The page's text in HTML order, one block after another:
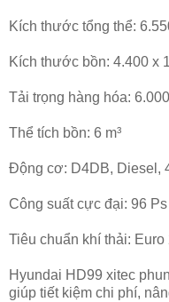
Kích thước tổng thể:
Kích thước bồn: 4.400 x
Tải trọng hàng hóa:
Thể tích bồn: 6 m³
Động cơ: D4DB, Diesel,
Công suất cực đại: 96 Ps
Tiêu chuẩn khí thải: Euro
Hyundai HD99 xitec
giúp tiết kiệm chi phí,